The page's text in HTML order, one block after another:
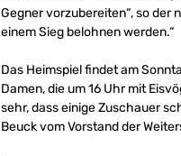
Gegner vorzubereiten“, so der
einem Sieg belohnen werden.“
Das Heimspiel findet am
Damen, die um 16 Uhr mit
sehr, dass einige Zuschauer
Beuck vom Vorstand der